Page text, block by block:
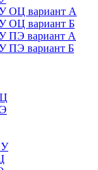
ОЦ вариант А
ОЦ вариант Б
ПЭ вариант А
ПЭ вариант Б